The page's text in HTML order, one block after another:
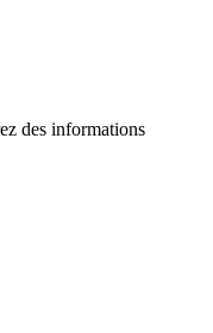
des informations